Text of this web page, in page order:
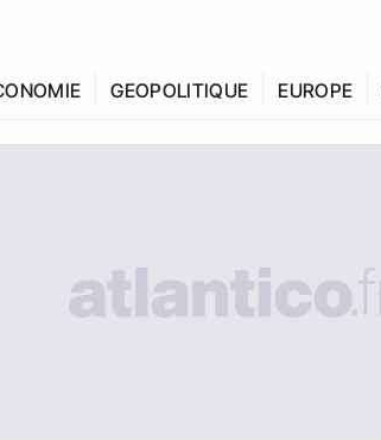
GEOPOLITIQUE EUROPE